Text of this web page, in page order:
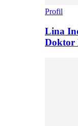
Profil
Lina
Doktor